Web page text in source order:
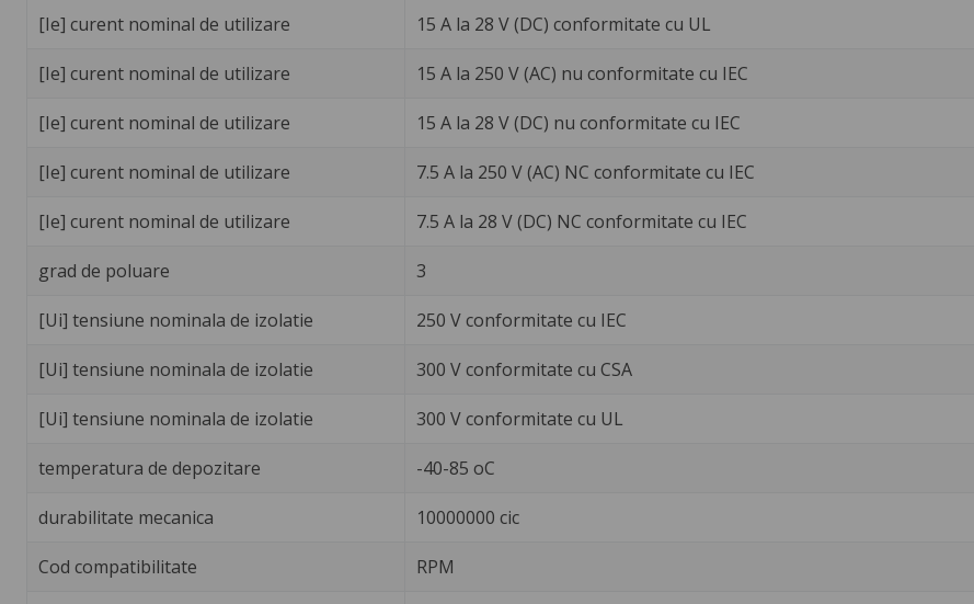
[Ie] curent nominal de utilizare 15 A la 28 V (DC) conformitate cu UL
[Ie] curent nominal de utilizare 15 A la 250 V (AC) nu conformitate cu IEC
[Ie] curent nominal de utilizare 15 A la 28 V (DC) nu conformitate cu IEC
[Ie] curent nominal de utilizare 7.5 A la 250 V (AC) NC conformitate cu IEC
[Ie] curent nominal de utilizare 7.5 A la 28 V (DC) NC conformitate cu IEC
grad de poluare 3
[Ui] tensiune nominala de izolatie 250 V conformitate cu IEC
[Ui] tensiune nominala de izolatie 300 V conformitate cu CSA
[Ui] tensiune nominala de izolatie 300 V conformitate cu UL
temperatura de depozitare -40-85 oC
durabilitate mecanica 10000000 cic
Cod compatibilitate RPM